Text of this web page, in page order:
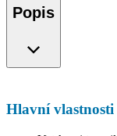
Popis
Hlavní vlastnosti